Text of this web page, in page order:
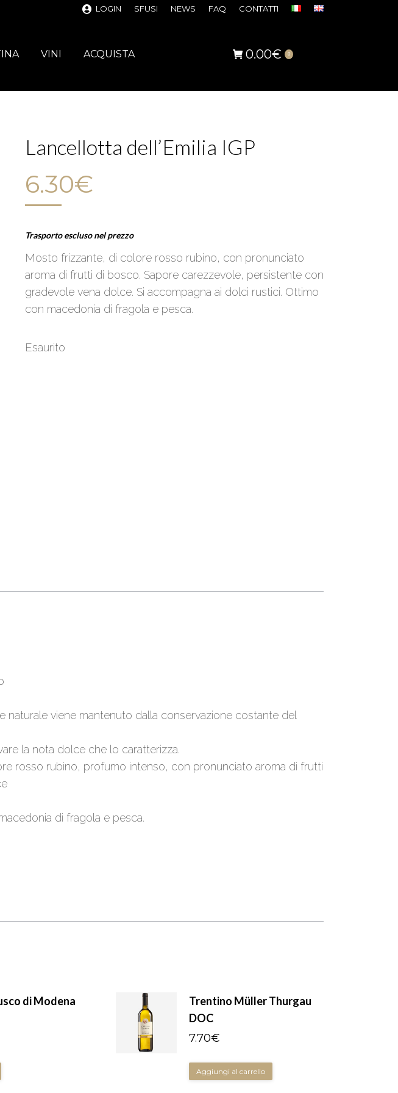
LOGIN SFUSI NEWS FAQ CONTATTI
VINI ACQUISTA 0.00€ 0
Lancellotta dell’Emilia IGP
6.30€
Trasporto escluso nel prezzo
Mosto frizzante, di colore rosso rubino, con pronunciato
aroma di frutti di bosco. Sapore carezzevole, persistente con
gradevole vena dolce. Si accompagna ai dolci rustici. Ottimo
con macedonia di fragola e pesca.
Esaurito
viene mantenuto dalla conservazione costante del
la nota dolce che lo caratterizza.
rosso rubino, profumo intenso, con pronunciato aroma di frutti
di fragola e pesca.
di Modena
Trentino Müller Thurgau
DOC
7.70€
Aggiungi al carrello